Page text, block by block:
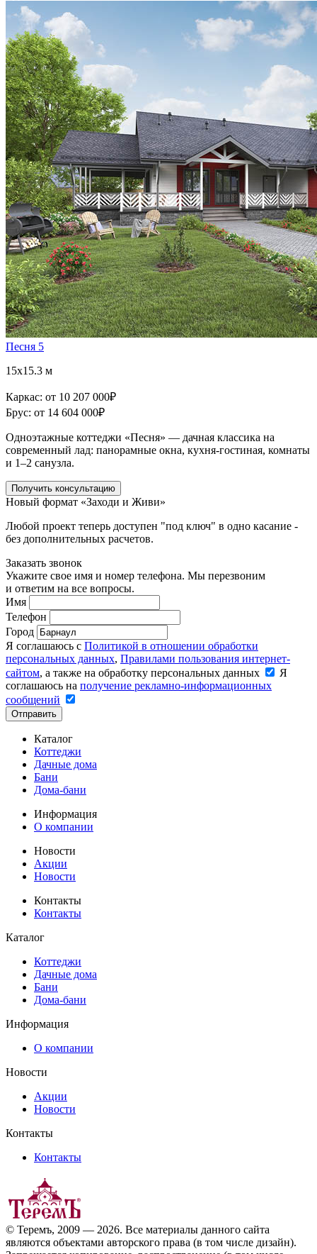
Песня 5
15x15.3 м
Каркас: от 10 207 000₽
Брус: от 14 604 000₽
Одноэтажные коттеджи «Песня» — дачная классика на
современный лад: панорамные окна, кухня-гостиная, комнаты
и 1–2 санузла.
Получить консультацию
Новый формат «Заходи и Живи»
Любой проект теперь доступен "под ключ" в одно касание -
без дополнительных расчетов.
Заказать звонок
Укажите свое имя и номер телефона. Мы перезвоним
и ответим на все вопросы.
Имя
Телефон
Город
Я соглашаюсь с Политикой в отношении обработки
персональных данных, Правилами пользования интернет-
сайтом, а также на обработку персональных данных
Я
соглашаюсь на получение рекламно-информационных
сообщений
Отправить
Каталог
Коттеджи
Дачные дома
Бани
Дома-бани
Информация
О компании
Новости
Акции
Новости
Контакты
Контакты
Каталог
Коттеджи
Дачные дома
Бани
Дома-бани
Информация
О компании
Новости
Акции
Новости
Контакты
Контакты
© Теремъ, 2009 — 2026. Все материалы данного сайта
являются объектами авторского права (в том числе дизайн).